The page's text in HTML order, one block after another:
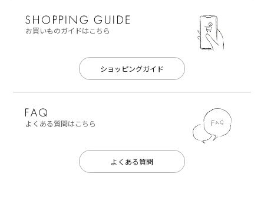
お買いものガイドはこちら
ショッピングガイド
よくある質問はこちら
よくある質問